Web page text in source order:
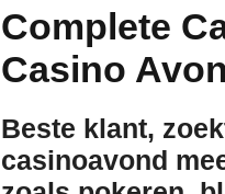
Complete
Casino
Beste klant,
casinoavond